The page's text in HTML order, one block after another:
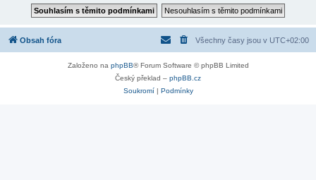
Obsah fóra Všechny časy jsou v UTC+02:00
Založeno na phpBB® Forum Software © phpBB Limited
Český překlad – phpBB.cz
Soukromí| Podmínky